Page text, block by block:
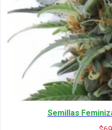
Semillas